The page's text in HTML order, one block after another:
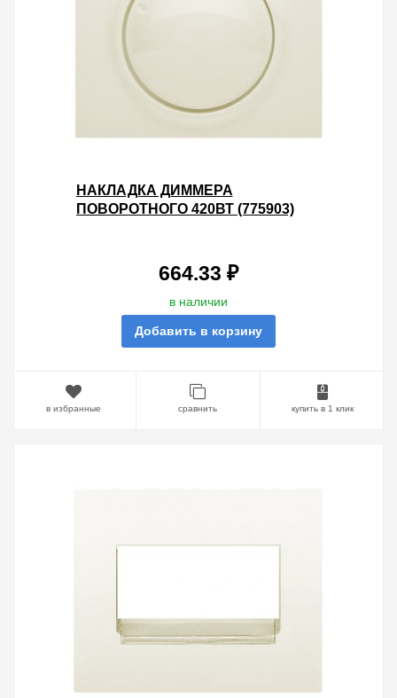
НАКЛАДКА ДИММЕРА
ПОВОРОТНОГО 420ВТ (775903)
664.33 ₽
в наличии
Добавить в корзину
в избранные сравнить купить в 1 клик